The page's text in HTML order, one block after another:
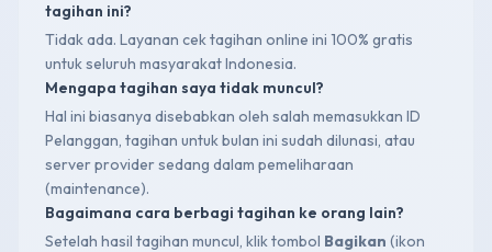
tagihan ini?
Tidak ada. Layanan cek tagihan online ini 100% gratis
untuk seluruh masyarakat Indonesia.
Mengapa tagihan saya tidak muncul?
Hal ini biasanya disebabkan oleh salah memasukkan ID
Pelanggan, tagihan untuk bulan ini sudah dilunasi, atau
server provider sedang dalam pemeliharaan
(maintenance).
Bagaimana cara berbagi tagihan ke orang lain?
Setelah hasil tagihan muncul, klik tombol Bagikan (ikon